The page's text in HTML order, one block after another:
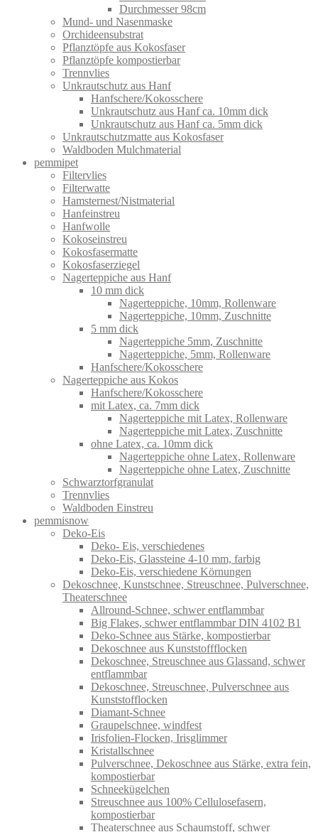
Durchmesser 98cm
Mund- und Nasenmaske
Orchideensubstrat
Pflanztöpfe aus Kokosfaser
Pflanztöpfe kompostierbar
Trennvlies
Unkrautschutz aus Hanf
Hanfschere/Kokosschere
Unkrautschutz aus Hanf ca. 10mm dick
Unkrautschutz aus Hanf ca. 5mm dick
Unkrautschutzmatte aus Kokosfaser
Waldboden Mulchmaterial
pemmipet
Filtervlies
Filterwatte
Hamsternest/Nistmaterial
Hanfeinstreu
Hanfwolle
Kokoseinstreu
Kokosfasermatte
Kokosfaserziegel
Nagerteppiche aus Hanf
10 mm dick
Nagerteppiche, 10mm, Rollenware
Nagerteppiche, 10mm, Zuschnitte
5 mm dick
Nagerteppiche 5mm, Zuschnitte
Nagerteppiche, 5mm, Rollenware
Hanfschere/Kokosschere
Nagerteppiche aus Kokos
Hanfschere/Kokosschere
mit Latex, ca. 7mm dick
Nagerteppiche mit Latex, Rollenware
Nagerteppiche mit Latex, Zuschnitte
ohne Latex, ca. 10mm dick
Nagerteppiche ohne Latex, Rollenware
Nagerteppiche ohne Latex, Zuschnitte
Schwarztorfgranulat
Trennvlies
Waldboden Einstreu
pemmisnow
Deko-Eis
Deko- Eis, verschiedenes
Deko-Eis, Glassteine 4-10 mm, farbig
Deko-Eis, verschiedene Körnungen
Dekoschnee, Kunstschnee, Streuschnee, Pulverschnee,
Theaterschnee
Allround-Schnee, schwer entflammbar
Big Flakes, schwer entflammbar DIN 4102 B1
Deko-Schnee aus Stärke, kompostierbar
Dekoschnee aus Kunststoffflocken
Dekoschnee, Streuschnee aus Glassand, schwer
entflammbar
Dekoschnee, Streuschnee, Pulverschnee aus
Kunststofflocken
Diamant-Schnee
Graupelschnee, windfest
Irisfolien-Flocken, Irisglimmer
Kristallschnee
Pulverschnee, Dekoschnee aus Stärke, extra fein,
kompostierbar
Schneekügelchen
Streuschnee aus 100% Cellulosefasern,
kompostierbar
Theaterschnee aus Schaumstoff, schwer